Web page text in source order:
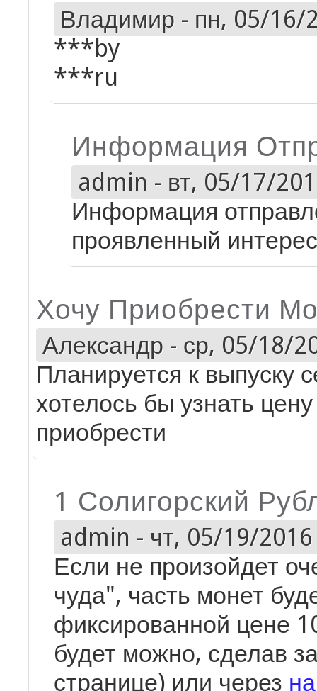
Владимир - пн, 05/16/
***by
***ru
Информация
admin - вт, 05/17/
Информация
проявленный
Хочу Приобрести
Александр - ср, 05/18/
Планируется к выпуску
хотелось бы узнать
приобрести
1 Солигорский
admin - чт, 05/19/
Если не произойдет
чуда", часть монет
фиксированной цене
будет можно, сделав
странице) или через